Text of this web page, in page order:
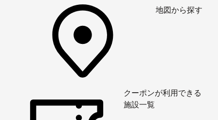
地図から探す
クーポンが利用できる
施設一覧